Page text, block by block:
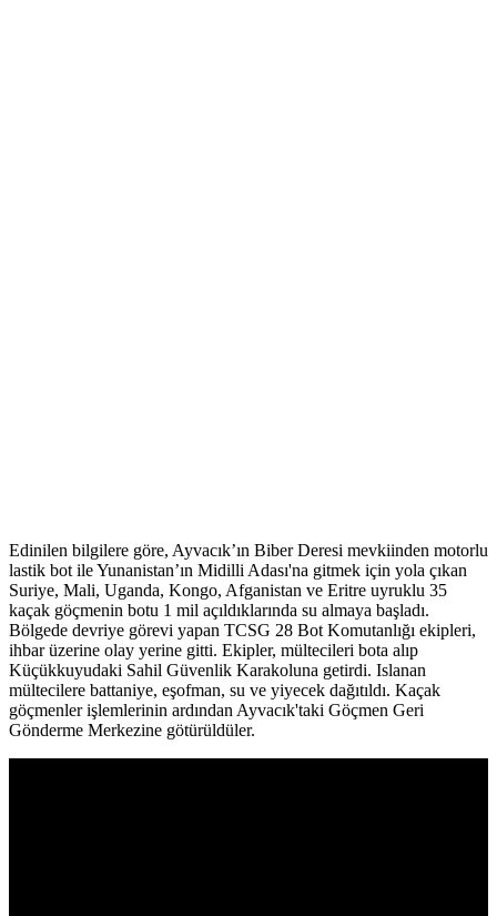
Edinilen bilgilere göre, Ayvacık’ın Biber Deresi mevkiinden motorlu
lastik bot ile Yunanistan’ın Midilli Adası'na gitmek için yola çıkan
Suriye, Mali, Uganda, Kongo, Afganistan ve Eritre uyruklu 35
kaçak göçmenin botu 1 mil açıldıklarında su almaya başladı.
Bölgede devriye görevi yapan TCSG 28 Bot Komutanlığı ekipleri,
ihbar üzerine olay yerine gitti. Ekipler, mültecileri bota alıp
Küçükkuyudaki Sahil Güvenlik Karakoluna getirdi. Islanan
mültecilere battaniye, eşofman, su ve yiyecek dağıtıldı. Kaçak
göçmenler işlemlerinin ardından Ayvacık'taki Göçmen Geri
Gönderme Merkezine götürüldüler.